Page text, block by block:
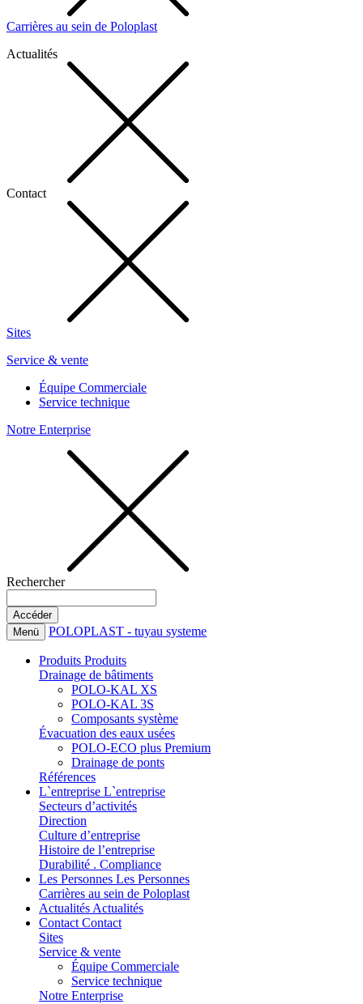
Carrières au sein de Poloplast
Actualités
Contact
Sites
Service & vente
Équipe Commerciale
Service technique
Notre Enterprise
Rechercher
Menü POLOPLAST - tuyau systeme
Produits Produits
Drainage de bâtiments
POLO-KAL XS
POLO-KAL 3S
Composants système
Évacuation des eaux usées
POLO-ECO plus Premium
Drainage de ponts
Références
L`entreprise L`entreprise
Secteurs d’activités
Direction
Culture d’entreprise
Histoire de l’entreprise
Durabilité . Compliance
Les Personnes Les Personnes
Carrières au sein de Poloplast
Actualités Actualités
Contact Contact
Sites
Service & vente
Équipe Commerciale
Service technique
Notre Enterprise